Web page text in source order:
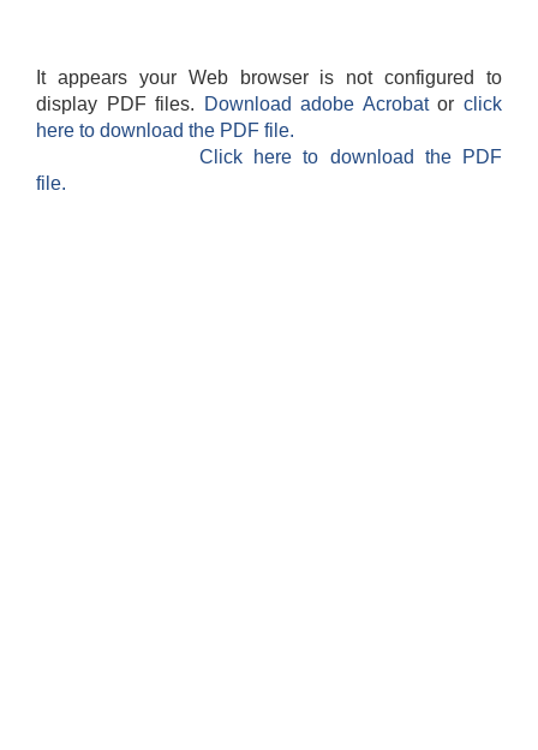
It appears your Web browser is not configured to
display PDF files.
Download adobe Acrobatorclick
here to download the PDF file.
Click here to download the PDF
file.